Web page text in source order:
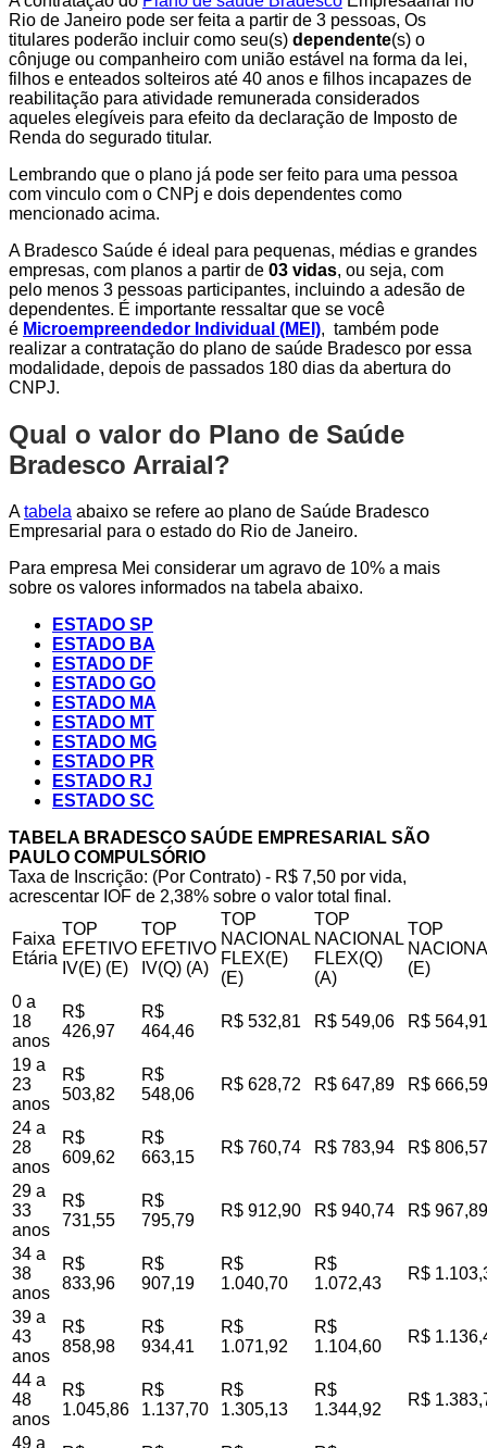
Rio de Janeiro pode ser feita a partir de 3 pessoas, Os
titulares poderão incluir como seu(s) dependente(s) o
cônjuge ou companheiro com união estável na forma da lei,
filhos e enteados solteiros até 40 anos e filhos incapazes de
reabilitação para atividade remunerada considerados
aqueles elegíveis para efeito da declaração de Imposto de
Renda do segurado titular.
Lembrando que o plano já pode ser feito para uma pessoa
com vinculo com o CNPj e dois dependentes como
mencionado acima.
A Bradesco Saúde é ideal para pequenas, médias e grandes
empresas, com planos a partir de 03 vidas, ou seja, com
pelo menos 3 pessoas participantes, incluindo a adesão de
dependentes. É importante ressaltar que se você
é Microempreendedor Individual (MEI), também pode
realizar a contratação do plano de saúde Bradesco por essa
modalidade, depois de passados 180 dias da abertura do
CNPJ.
Qual o valor do Plano de Saúde
Bradesco Arraial?
Atabela abaixo se refere ao plano de Saúde Bradesco
Empresarial para o estado do Rio de Janeiro.
Para empresa Mei considerar um agravo de 10% a mais
sobre os valores informados na tabela abaixo.
ESTADO SP
ESTADO BA
ESTADO DF
ESTADO GO
ESTADO MA
ESTADO MT
ESTADO MG
ESTADO PR
ESTADO RJ
ESTADO SC
TABELA BRADESCO SAÚDE EMPRESARIAL SÃO
PAULO COMPULSÓRIO
Taxa de Inscrição: (Por Contrato) - R$ 7,50 por vida,
acrescentar IOF de 2,38% sobre o valor total final.
Faixa
Etária
TOP
EFETIVO
IV(E) (E)
TOP
EFETIVO
IV(Q) (A)
TOP
NACIONAL
FLEX(E)
(E)
TOP
NACIONAL
FLEX(Q)
(A)
TOP
(E)
0 a
18
anos
R$
426,97
R$
464,46
R$ 532,81 R$ 549,06 R$ 564,91
19 a
23
anos
R$
503,82
R$
548,06
R$ 628,72 R$ 647,89 R$ 666,59
24 a
28
anos
R$
609,62
R$
663,15
R$ 760,74 R$ 783,94 R$ 806,57
29 a
33
anos
R$
731,55
R$
795,79
R$ 912,90 R$ 940,74 R$ 967,89
34 a
38
anos
R$
833,96
R$
907,19
R$
1.040,70
R$
1.072,43
R$
39 a
43
anos
R$
858,98
R$
934,41
R$
1.071,92
R$
1.104,60
R$
44 a
48
anos
R$
1.045,86
R$
1.137,70
R$
1.305,13
R$
1.344,92
R$
49 a